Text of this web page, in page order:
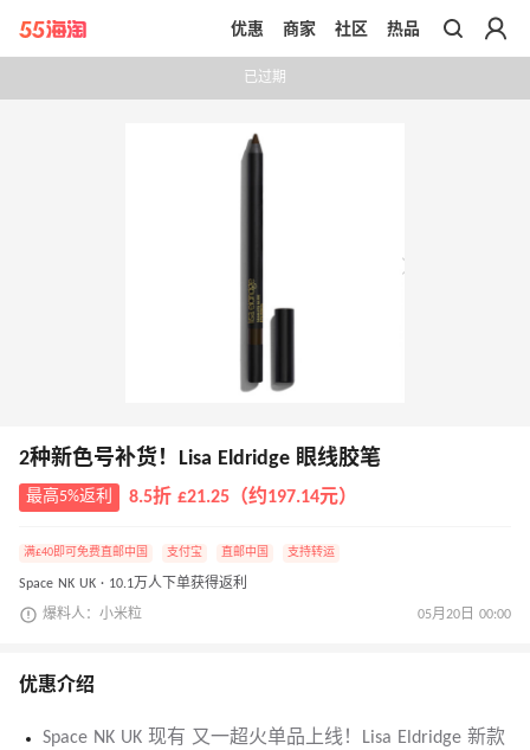
带你去官网买正品
优惠 商家 社区 热品
已过期
2种新色号补货！Lisa Eldridge 眼线胶笔
最高5%返利 8.5折 £21.25（约197.14元）
满£40即可免费直邮中国 支付宝 直邮中国 支持转运
Space NK UK · 10.1万人下单获得返利
爆料人：小米粒 05月20日 00:00
优惠介绍
Space NK UK 现有 又一超火单品上线！Lisa Eldridge 新款